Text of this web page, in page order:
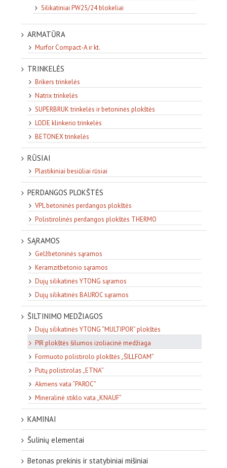
Silikatiniai PW25/24 blokeliai
ARMATŪRA
Murfor Compact-A ir kt.
TRINKELĖS
Brikers trinkelės
Natrix trinkelės
SUPERBRUK trinkelės ir betoninės plokštės
LODE klinkerio trinkelės
BETONEX trinkelės
RŪSIAI
Plastikiniai besiūliai rūsiai
PERDANGOS PLOKŠTĖS
VPL betoninės perdangos plokštės
Polistirolinės perdangos plokštės THERMO
SĄRAMOS
Gelžbetoninės sąramos
Keramzitbetonio sąramos
Dujų silikatinės YTONG sąramos
Dujų silikatinės BAUROC sąramos
ŠILTINIMO MEDŽIAGOS
Dujų silikatinės YTONG “MULTIPOR” plokštės
PIR plokštės šilumos izoliacinė medžiaga
Formuoto polistirolo plokštės „ŠILLFOAM”
Putų polistirolas „ETNA”
Akmens vata “PAROC”
Mineralinė stiklo vata „KNAUF”
KAMINAI
Šulinių elementai
Betonas prekinis ir statybiniai mišiniai